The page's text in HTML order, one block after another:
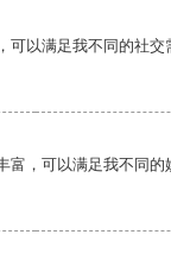
可以满足我不同的社交
富，可以满足我不同的